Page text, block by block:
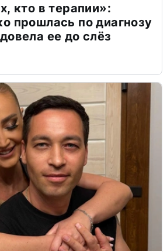
кто в терапии»:
прошлась по диагнозу
ее до слёз